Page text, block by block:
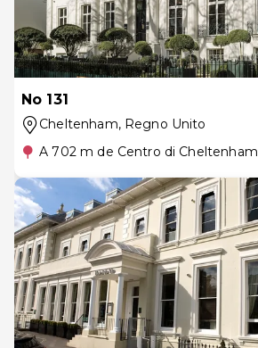
No 131
Cheltenham, Regno Unito
A 702 m de Centro di Cheltenham